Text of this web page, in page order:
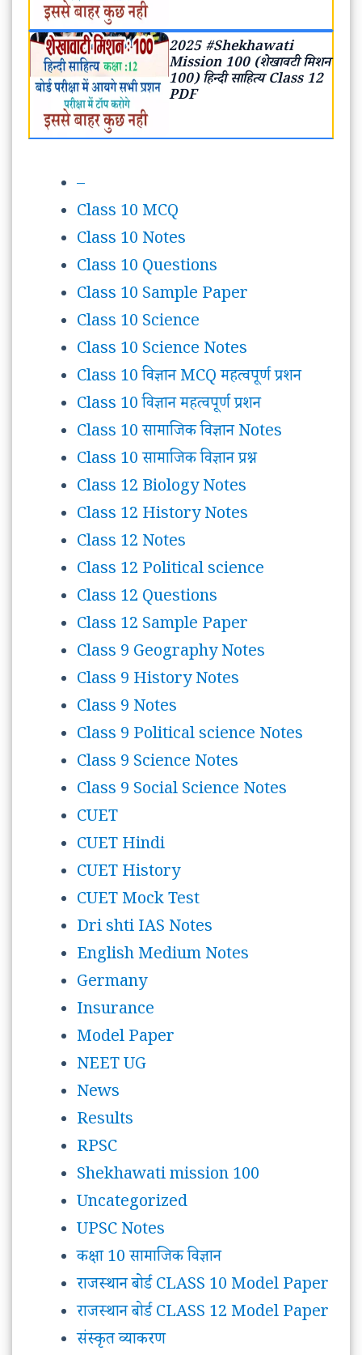
2025 #Shekhawati
Mission 100 (शेखावटी मिशन
100) हिन्दी साहित्य Class 12
PDF
–
Class 10 MCQ
Class 10 Notes
Class 10 Questions
Class 10 Sample Paper
Class 10 Science
Class 10 Science Notes
Class 10 विज्ञान MCQ महत्वपूर्ण प्रशन
Class 10 विज्ञान महत्वपूर्ण प्रशन
Class 10 सामाजिक विज्ञान Notes
Class 10 सामाजिक विज्ञान प्रश्न
Class 12 Biology Notes
Class 12 History Notes
Class 12 Notes
Class 12 Political science
Class 12 Questions
Class 12 Sample Paper
Class 9 Geography Notes
Class 9 History Notes
Class 9 Notes
Class 9 Political science Notes
Class 9 Science Notes
Class 9 Social Science Notes
CUET
CUET Hindi
CUET History
CUET Mock Test
Dri shti IAS Notes
English Medium Notes
Germany
Insurance
Model Paper
NEET UG
News
Results
RPSC
Shekhawati mission 100
Uncategorized
UPSC Notes
कक्षा 10 सामाजिक विज्ञान
राजस्थान बोर्ड CLASS 10 Model Paper
राजस्थान बोर्ड CLASS 12 Model Paper
संस्कृत व्याकरण